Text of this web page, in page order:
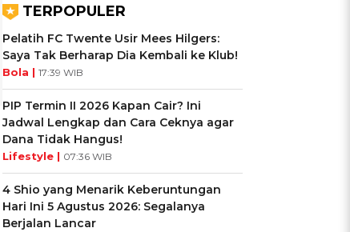
TERPOPULER
Pelatih FC Twente Usir Mees Hilgers:
Saya Tak Berharap Dia Kembali ke Klub!
Bola | 17:39 WIB
PIP Termin II 2026 Kapan Cair? Ini
Jadwal Lengkap dan Cara Ceknya agar
Dana Tidak Hangus!
Lifestyle | 07:36 WIB
4 Shio yang Menarik Keberuntungan
Hari Ini 5 Agustus 2026: Segalanya
Berjalan Lancar